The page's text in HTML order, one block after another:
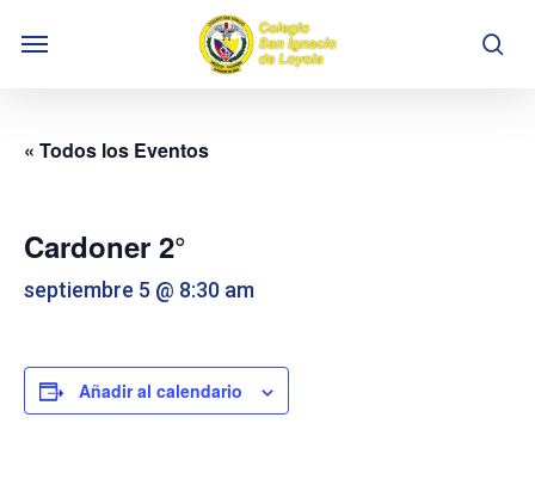
Menu
« Todos los Eventos
Cardoner 2°
septiembre 5 @ 8:30 am
Añadir al calendario